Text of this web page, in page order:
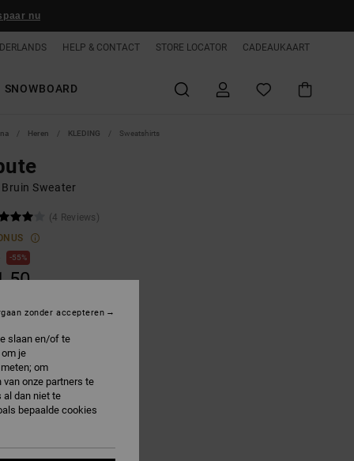
nu
HELP & CONTACT STORE LOCATOR CADEAUKAART
SNOWBOARD
Heren KLEDING Sweatshirts
Bruin Sweater
(4 Reviews)
55%
Bean
slaan en/of te
je
om
onze partners te
al dan niet te
bepaalde cookies
zonder accepteren